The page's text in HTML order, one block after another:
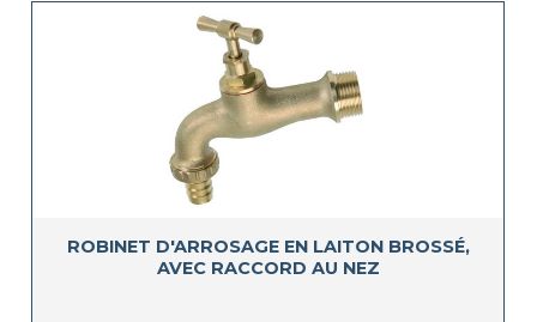
ROBINET D'ARROSAGE EN LAITON BROSSÉ,
AVEC RACCORD AU NEZ